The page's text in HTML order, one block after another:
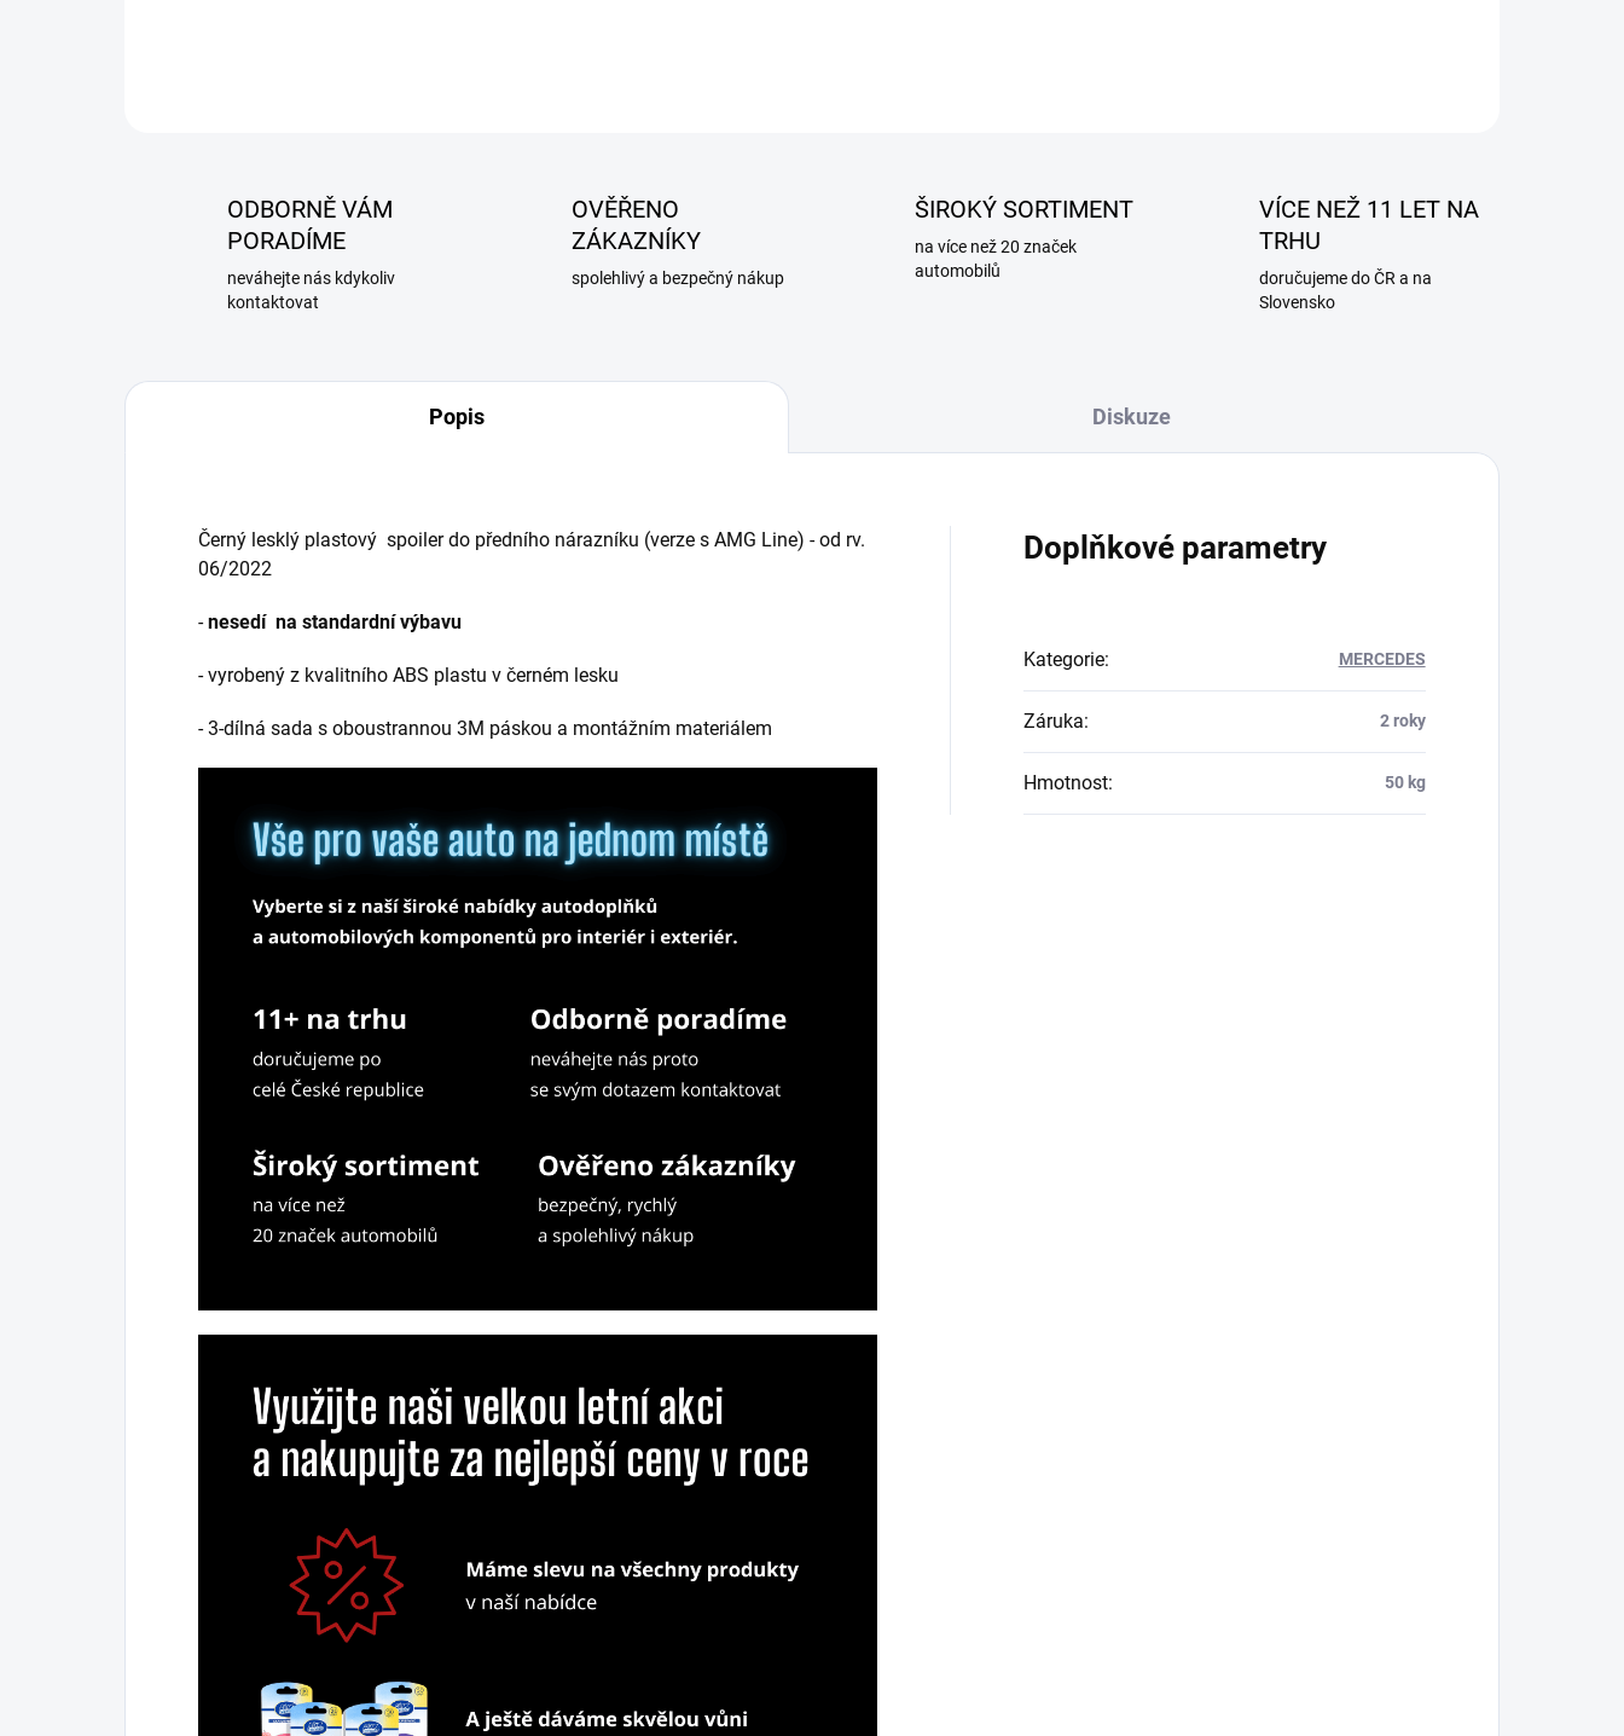
ODBORNĚ VÁM
PORADÍME
neváhejte nás kdykoliv
kontaktovat
OVĚŘENO
ZÁKAZNÍKY
spolehlivý a bezpečný nákup
ŠIROKÝ SORTIMENT
na více než 20 značek
automobilů
VÍCE NEŽ 11 LET NA
TRHU
doručujeme do ČR a na
Slovensko
Popis Diskuze
Černý lesklý plastový spoiler do předního nárazníku (verze s AMG Line) - od rv.
06/2022
-nesedí na standardní výbavu
- vyrobený z kvalitního ABS plastu v černém lesku
- 3-dílná sada s oboustrannou 3M páskou a montážním materiálem
Doplňkové parametry
Kategorie: MERCEDES
Záruka: 2 roky
Hmotnost: 50 kg